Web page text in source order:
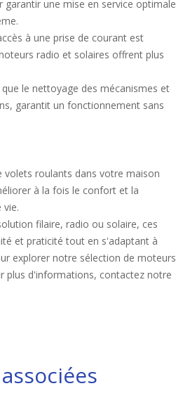
une mise en service optimale
à une prise de courant est
radio et solaires offrent plus
le nettoyage des mécanismes et
garantit un fonctionnement sans
roulants dans votre maison
à la fois le confort et la
vie.
filaire, radio ou solaire, ces
et praticité tout en s'adaptant à
explorer notre sélection de moteurs
plus d'informations, contactez notre